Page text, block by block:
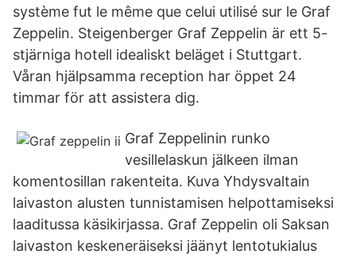
système fut le même que celui utilisé sur le Graf
Zeppelin. Steigenberger Graf Zeppelin är ett 5-
stjärniga hotell idealiskt beläget i Stuttgart.
Våran hjälpsamma reception har öppet 24
timmar för att assistera dig.
Graf Zeppelinin runko
vesillelaskun jälkeen ilman
komentosillan rakenteita. Kuva Yhdysvaltain
laivaston alusten tunnistamisen helpottamiseksi
laaditussa käsikirjassa. Graf Zeppelin oli Saksan
laivaston keskeneräiseksi jäänyt lentotukialus